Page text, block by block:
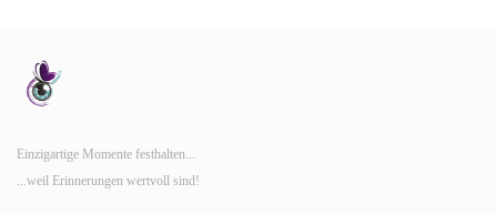
Einzigartige Momente festhalten...
...weil Erinnerungen wertvoll sind!